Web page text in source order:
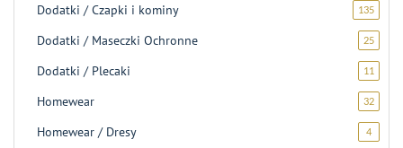
Dodatki / Czapki i kominy 135135
Dodatki / Maseczki Ochronne 2525
Dodatki / Plecaki 11
Homewear 3232
Homewear / Dresy 44